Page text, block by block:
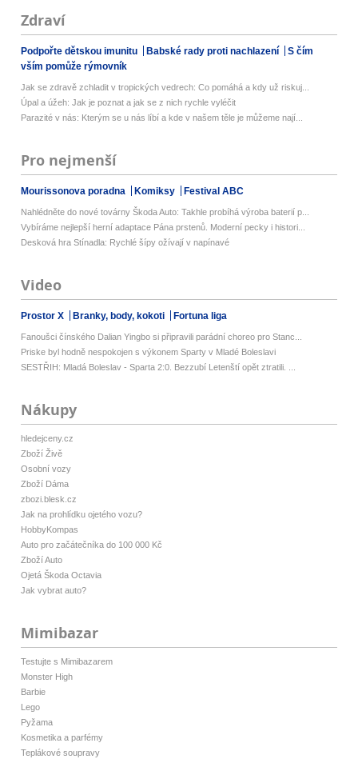
Zdraví
Podpořte dětskou imunitu Babské rady proti nachlazení
S čím
vším pomůže rýmovník
Jak se zdravě zchladit v tropických vedrech: Co pomáhá a kdy už riskuj...
Úpal a úžeh: Jak je poznat a jak se z nich rychle vyléčit
Parazité v nás: Kterým se u nás líbí a kde v našem těle je můžeme nají...
Pro nejmenší
Mourissonova poradna Komiksy Festival ABC
Nahlédněte do nové továrny Škoda Auto: Takhle probíhá výroba baterií p...
Vybíráme nejlepší herní adaptace Pána prstenů. Moderní pecky i histori...
Desková hra Stínadla: Rychlé šípy ožívají v napínavé
Video
Prostor X Branky, body, kokoti Fortuna liga
Fanoušci čínského Dalian Yingbo si připravili parádní choreo pro Stanc...
Priske byl hodně nespokojen s výkonem Sparty v Mladé Boleslavi
SESTŘIH: Mladá Boleslav - Sparta 2:0. Bezzubí Letenští opět ztratili. ...
Nákupy
hledejceny.cz
Zboží Živě
Osobní vozy
Zboží Dáma
zbozi.blesk.cz
Jak na prohlídku ojetého vozu?
HobbyKompas
Auto pro začátečníka do 100 000 Kč
Zboží Auto
Ojetá Škoda Octavia
Jak vybrat auto?
Mimibazar
Testujte s Mimibazarem
Monster High
Barbie
Lego
Pyžama
Kosmetika a parfémy
Teplákové soupravy